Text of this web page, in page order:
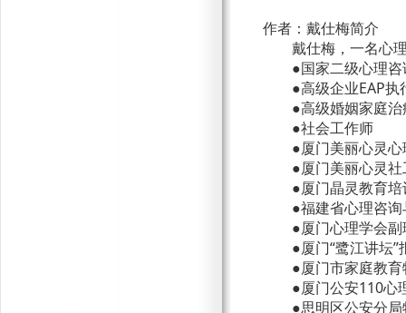
作者：戴仕梅简介
戴仕梅，一名心
●国家二级心理
●高级企业EAP执
●高级婚姻家庭
●社会工作师
●厦门美丽心灵
●厦门美丽心灵
●厦门晶灵教育
●福建省心理咨
●厦门心理学会
●厦门“鹭江讲坛”
●厦门市家庭教
●厦门公安110心
●思明区公安分